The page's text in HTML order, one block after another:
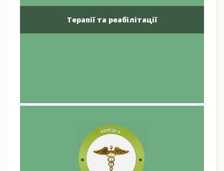
Терапії та реабілітації